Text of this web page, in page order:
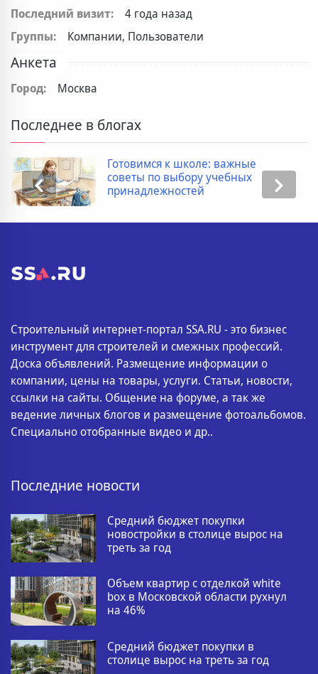
Последний визит:
4 года назад
Группы:
Компании, Пользователи
Анкета
Город: Москва
Последнее в блогах
Готовимся к школе: важные
советы по выбору учебных
принадлежностей
Строительный интернет-портал SSA.RU - это бизнес
инструмент для строителей и смежных профессий.
Доска объявлений. Размещение информации о
компании, цены на товары, услуги. Статьи, новости,
ссылки на сайты. Общение на форуме, а так же
ведение личных блогов и размещение фотоальбомов.
Специально отобранные видео и др..
Последние новости
Средний бюджет покупки
новостройки в столице вырос на
треть за год
Объем квартир с отделкой white
box в Московской области рухнул
на 46%
Средний бюджет покупки в
столице вырос на треть за год